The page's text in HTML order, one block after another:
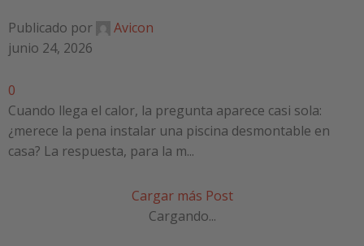
Publicado por
Avicon
junio 24, 2026
0
Cuando llega el calor, la pregunta aparece casi sola:
¿merece la pena instalar una piscina desmontable en
casa? La respuesta, para la m...
Cargar más Post
Cargando...